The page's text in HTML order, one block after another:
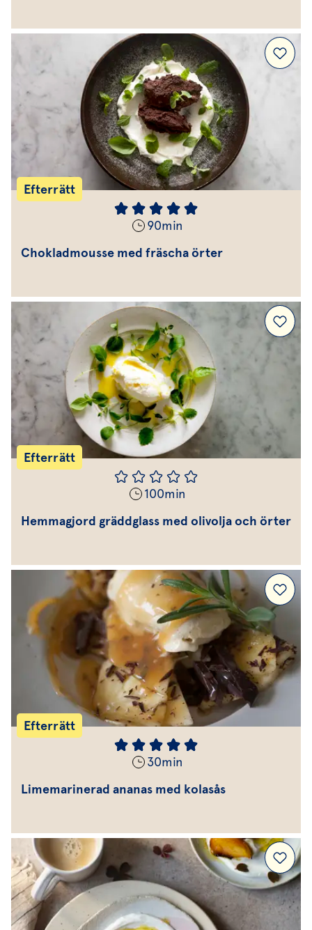
Efterrätt
90min
Chokladmousse med fräscha örter
Efterrätt
100min
Hemmagjord gräddglass med olivolja och örter
Efterrätt
30min
Limemarinerad ananas med kolasås